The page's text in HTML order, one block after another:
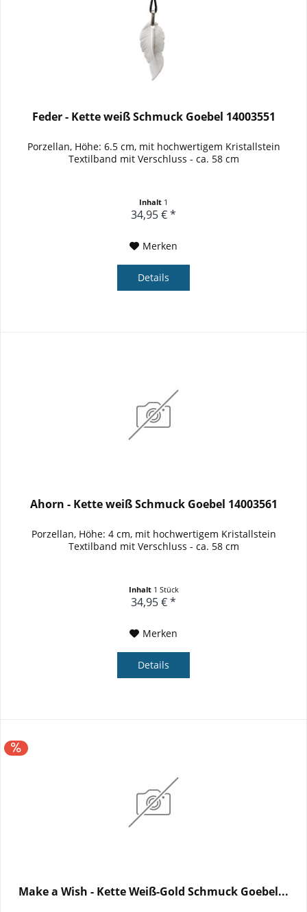
Feder - Kette weiß Schmuck Goebel 14003551
Porzellan, Höhe: 6.5 cm, mit hochwertigem Kristallstein
Textilband mit Verschluss - ca. 58 cm
Inhalt 1
34,95 € *
Merken
Details
Ahorn - Kette weiß Schmuck Goebel 14003561
Porzellan, Höhe: 4 cm, mit hochwertigem Kristallstein
Textilband mit Verschluss - ca. 58 cm
Inhalt 1 Stück
34,95 € *
Merken
Details
Make a Wish - Kette Weiß-Gold Schmuck Goebel...